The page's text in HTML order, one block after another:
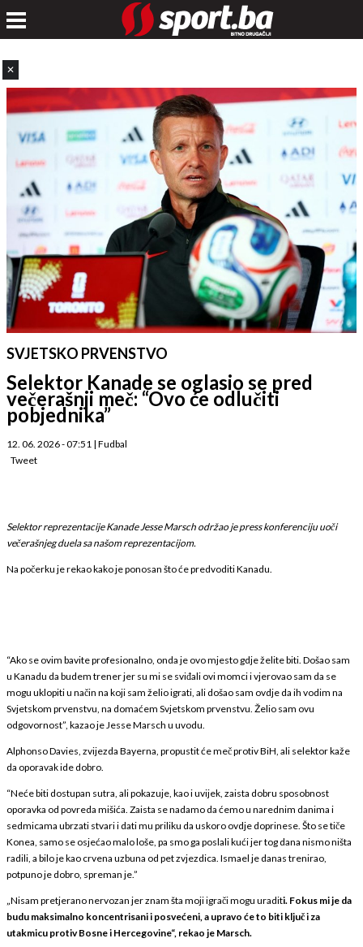
✕
SVJETSKO PRVENSTVO
Selektor Kanade se oglasio se pred
večerašnji meč: “Ovo će odlučiti
pobjednika”
12. 06. 2026 - 07:51 | Fudbal
Tweet
Selektor reprezentacije Kanade Jesse Marsch održao je press konferenciju uoči
večerašnjeg duela sa našom reprezentacijom.
Na počerku je rekao kako je ponosan što će predvoditi Kanadu.
“Ako se ovim bavite profesionalno, onda je ovo mjesto gdje želite biti. Došao sam
u Kanadu da budem trener jer su mi se sviđali ovi momci i vjerovao sam da se
mogu uklopiti u način na koji sam želio igrati, ali došao sam ovdje da ih vodim na
Svjetskom prvenstvu, na domaćem Svjetskom prvenstvu. Želio sam ovu
odgovornost”, kazao je Jesse Marsch u uvodu.
Alphonso Davies, zvijezda Bayerna, propustit će meč protiv BiH, ali selektor kaže
da oporavak ide dobro.
“Neće biti dostupan sutra, ali pokazuje, kao i uvijek, zaista dobru sposobnost
oporavka od povreda mišića. Zaista se nadamo da ćemo u narednim danima i
sedmicama ubrzati stvari i dati mu priliku da uskoro ovdje doprinese. Što se tiče
Konea, samo se osjećao malo loše, pa smo ga poslali kući jer tog dana nismo ništa
radili, a bilo je kao crvena uzbuna od pet zvjezdica. Ismael je danas trenirao,
potpuno je dobro, spreman je.”
„Nisam pretjerano nervozan jer znam šta moji igrači mogu uraditi. Fokus mi je da
budu maksimalno koncentrisani i posvećeni, a upravo će to biti ključ i za
utakmicu protiv Bosne i Hercegovine“, rekao je Marsch.